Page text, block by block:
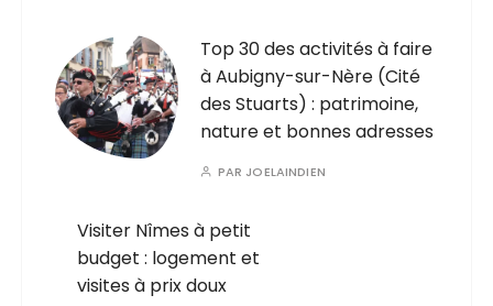
Top 30 des activités à faire
à Aubigny-sur-Nère (Cité
des Stuarts) : patrimoine,
nature et bonnes adresses
PAR JOELAINDIEN
Visiter Nîmes à petit
budget : logement et
visites à prix doux